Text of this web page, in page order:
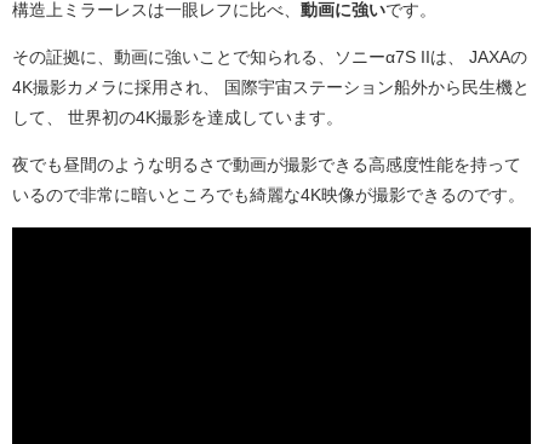
構造上ミラーレスは一眼レフに比べ、 動画に強いです。
その証拠に、動画に強いことで知られる、ソニーα7S IIは、 JAXAの
4K撮影カメラに採用され、 国際宇宙ステーション船外から民生機と
して、 世界初の4K撮影を達成しています。
夜でも昼間のような明るさで動画が撮影できる高感度性能を持って
いるので非常に暗いところでも綺麗な4K映像が撮影できるのです。